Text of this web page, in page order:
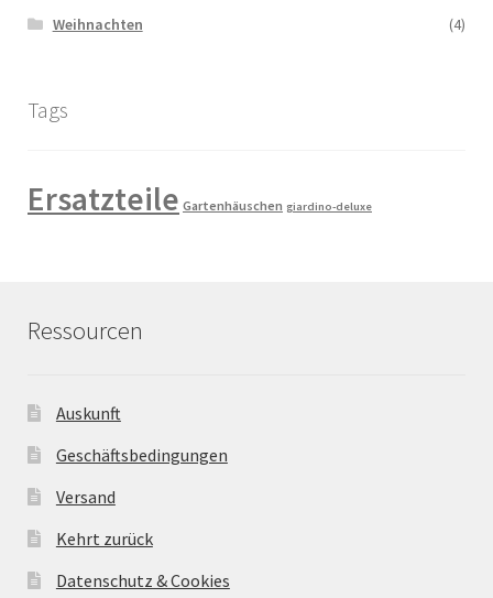
Weihnachten
(4)
Tags
Ersatzteile Gartenhäuschen giardino-deluxe
Ressourcen
Auskunft
Geschäftsbedingungen
Versand
Kehrt zurück
Datenschutz & Cookies